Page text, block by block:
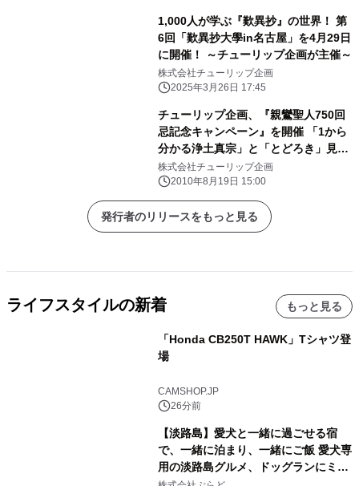
1,000人が学ぶ『歎異抄』の世界！ 第
6回「歎異抄大學in名古屋」を4月29日
に開催！ ～チューリップ企画が主催～
株式会社チューリップ企画
2025年3月26日 17:45
チューリップ企画、『親鸞聖人750回
忌記念キャンペーン』を開催 「1から
分かる浄土真宗」と「とどろき」見本
誌を無料で全員プレゼント
株式会社チューリップ企画
2010年8月19日 15:00
発行者のリリースをもっと見る
ライフスタイルの新着 もっと見る
「Honda CB250T HAWK」Tシャツ登
場
CAMSHOP.JP
26分前
【淡路島】愛犬と一緒に過ごせる宿
で、一緒に泊まり、一緒にご飯 愛犬専
用の淡路島グルメ、ドッグランにミニ
プール グランピングとトレーラーハウ